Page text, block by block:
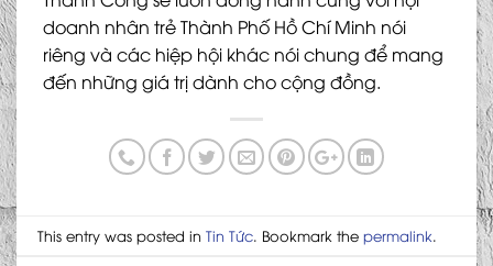
doanh nhân trẻ Thành Phố Hồ Chí Minh nói
riêng và các hiệp hội khác nói chung để mang
đến những giá trị dành cho cộng đồng.
This entry was posted inTin Tức. Bookmark thepermalink.